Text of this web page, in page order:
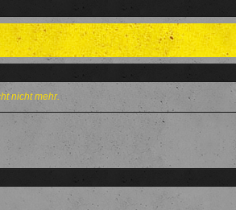
nicht mehr.